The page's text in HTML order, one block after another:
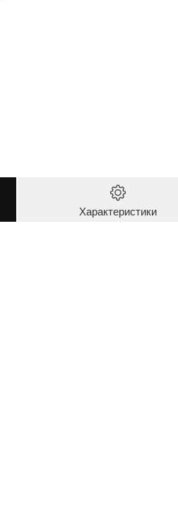
Характеристики